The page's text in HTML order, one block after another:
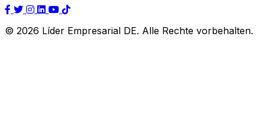
© 2026 Líder Empresarial DE. Alle Rechte vorbehalten.